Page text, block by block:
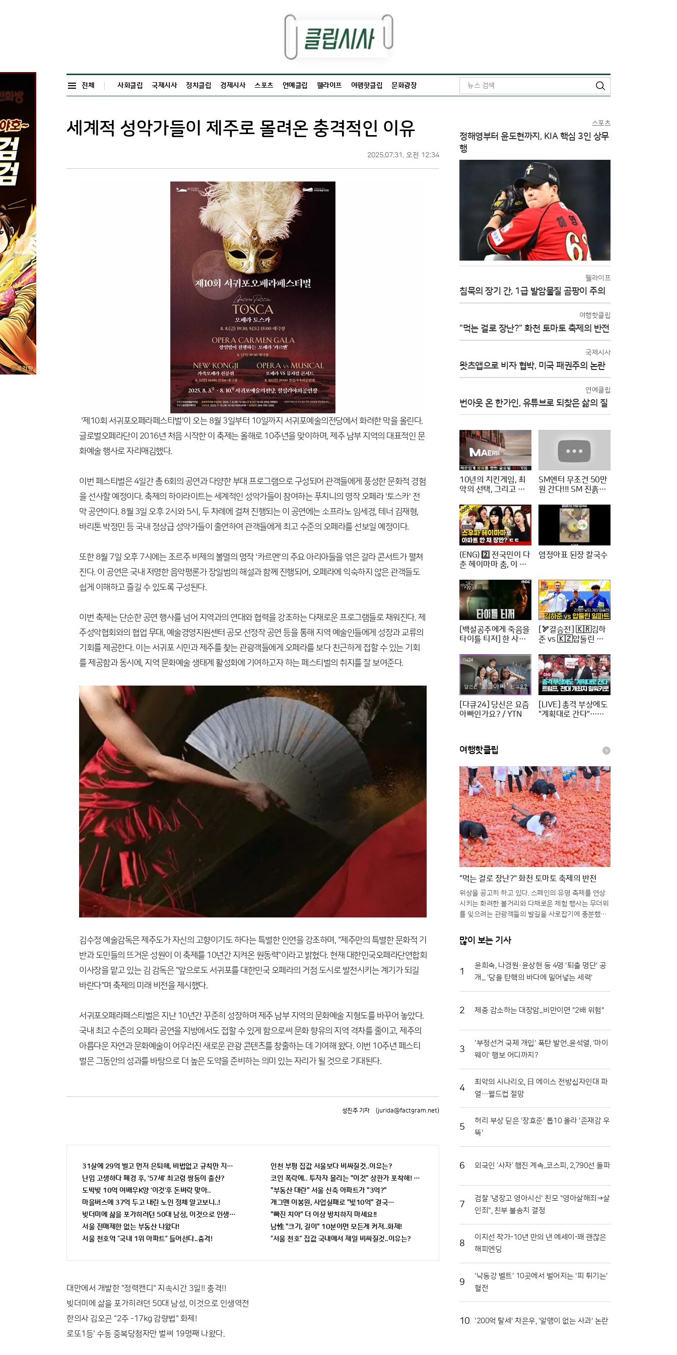
검
색
전체 사회클립 국제시사 정치클립 경제시사 스포츠 연예클립 웰라이프 여행핫클립 문화광장
세계적 성악가들이 제주로 몰려온 충격적인 이유
2025.07.31. 오전 12:34
'제10회 서귀포오페라페스티벌'이 오는 8월 3일부터 10일까지 서귀포예술의전당에서 화려한 막을 올린다.
글로벌오페라단이 2016년 처음 시작한 이 축제는 올해로 10주년을 맞이하며, 제주 남부 지역의 대표적인 문
화예술 행사로 자리매김했다.
이번 페스티벌은 4일간 총 6회의 공연과 다양한 부대 프로그램으로 구성되어 관객들에게 풍성한 문화적 경험
을 선사할 예정이다. 축제의 하이라이트는 세계적인 성악가들이 참여하는 푸치니의 명작 오페라 '토스카' 전
막 공연이다. 8월 3일 오후 2시와 5시, 두 차례에 걸쳐 진행되는 이 공연에는 소프라노 임세경, 테너 김재형,
바리톤 박정민 등 국내 정상급 성악가들이 출연하여 관객들에게 최고 수준의 오페라를 선보일 예정이다.
또한 8월 7일 오후 7시에는 조르주 비제의 불멸의 명작 '카르멘'의 주요 아리아들을 엮은 갈라 콘서트가 펼쳐
진다. 이 공연은 국내 저명한 음악평론가 장일범의 해설과 함께 진행되어, 오페라에 익숙하지 않은 관객들도
쉽게 이해하고 즐길 수 있도록 구성된다.
이번 축제는 단순한 공연 행사를 넘어 지역과의 연대와 협력을 강조하는 다채로운 프로그램들로 채워진다. 제
주성악협회와의 협업 무대, 예술경영지원센터 공모 선정작 공연 등을 통해 지역 예술인들에게 성장과 교류의
기회를 제공한다. 이는 서귀포 시민과 제주를 찾는 관광객들에게 오페라를 보다 친근하게 접할 수 있는 기회
를 제공함과 동시에, 지역 문화예술 생태계 활성화에 기여하고자 하는 페스티벌의 취지를 잘 보여준다.
김수정 예술감독은 제주도가 자신의 고향이기도 하다는 특별한 인연을 강조하며, "제주만의 특별한 문화적 기
반과 도민들의 뜨거운 성원이 이 축제를 10년간 지켜온 원동력"이라고 밝혔다. 현재 대한민국오페라단연합회
이사장을 맡고 있는 김 감독은 "앞으로도 서귀포를 대한민국 오페라의 거점 도시로 발전시키는 계기가 되길
바란다"며 축제의 미래 비전을 제시했다.
서귀포오페라페스티벌은 지난 10년간 꾸준히 성장하며 제주 남부 지역의 문화예술 지형도를 바꾸어 놓았다.
국내 최고 수준의 오페라 공연을 지방에서도 접할 수 있게 함으로써 문화 향유의 지역 격차를 줄이고, 제주의
아름다운 자연과 문화예술이 어우러진 새로운 관광 콘텐츠를 창출하는 데 기여해 왔다. 이번 10주년 페스티
벌은 그동안의 성과를 바탕으로 더 높은 도약을 준비하는 의미 있는 자리가 될 것으로 기대된다.
성진주 기자 (jurida@factgram.net)
31살에 29억 벌고 먼저 은퇴해, 비법없고 규칙만 지켰다!
난임 고생하다 폐경 후, '57세' 최고령 쌍둥이 출산?
도박빚 10억 여배우K양 '이것'후 돈벼락 맞아..
마을버스에 37억 두고 내린 노인 정체 알고보니..!
빚더미에 삶을 포가히려던 50대 남성, 이것으로 인생역전
서울 전매제한 없는 부동산 나왔다!
서울 천호역 “국내 1위 아파트” 들어선다..충격!
인천 부평 집값 서울보다 비싸질것..이유는?
코인 폭락에.. 투자자 몰리는 "이것" 상한가 포착해! 미리 투자..
"부동산 대란" 서울 신축 아파트가 "3억?"
개그맨 이봉원, 사업실패로 "빛10억" 결국…
"빠진 치아" 더 이상 방치하지 마세요!!
남性 "크기, 길이" 10분이면 모든게 커져..화제!
“서울 천호” 집값 국내에서 제일 비싸질것..이유는?
대만에서 개발한 "정력캔디" 지속시간 3일!! 충격!!
빚더미에 삶을 포가히려던 50대 남성, 이것으로 인생역전
한의사 김오곤 "2주 -17kg 감량법" 화제!
로또1등' 수동 중복당첨자만 벌써 19명째 나왔다.
스포츠
정해영부터 윤도현까지, KIA 핵심 3인 상무
행
웰라이프
침묵의 장기 간, 1급 발암물질 곰팡이 주의
여행핫클립
"먹는 걸로 장난?" 화천 토마토 축제의 반전
국제시사
왓츠앱으로 비자 협박, 미국 패권주의 논란
연예클립
번아웃 온 한가인, 유튜브로 되찾은 삶의 질
10년의 치킨게임, 최
악의 선택, 그리고 한
SM엔터 무조건 50만
원 간다!!! SM 진흙탕
(ENG) 2️⃣ 전국민이 다
춘 헤이마마 춤, 이 정
아파트 한 채는 마련하
셨겠지? (순수한 궁금
증) / [문명특급 EP.22
2-2]
염정아표 된장 칼국수
[백설공주에게 죽음을
타이틀 티저] 한 사람
가뜨린 살인사건, MB
C 240816 방송
[🏹결승전] 🇰🇷김하
준 vs 🇰🇿압둘린 일
인 [2024 WAA 아시
아컵 3차 양궁대회]
[다큐24] 당신은 요즘
아빠인가요? / YTN
[LIVE] 총격 부상에도
"계획대로 간다"…트
여행핫클립
"먹는 걸로 장난?" 화천 토마토 축제의 반전
위상을 공고히 하고 있다. 스페인의 유명 축제를 연상
시키는 화려한 볼거리와 다채로운 체험 행사는 무더위
를 잊으려는 관광객들의 발길을 사로잡기에 충분했다.
공간을 확장하는 등 방문객 편의를 위한 과감한 변화를
시도해 긍정적인 반응을 얻고 있다.일각에서는 멀쩡한
도 하지만, 그 내막을 들여다보면 철저한 상생의 논리
가 숨어 있다. 축제에 사용되는 토마토는 상품성이 떨
운 수익원을 제공하고, 축제가 끝난 뒤에는 으깨진 잔
이 축제의 주인공이 되고 다시 땅으로 돌아가는 선순환
구조를 완성한 셈이다.축제의 백미는 단연 '황금반지를
찾아라' 프로그램이다. 수만 개의 토마토가 채워진 풀
범벅이 된 채 환호하는 모습은 화천토마토축제만의 독
특한 풍경이다. 단순히 반지를 찾는 재미를 넘어, 지역
로 체감할 수 있다는 점에서 브랜드 홍보 효과도 톡톡
히 누리고 있다.기업과 지역 사회가 함께하는 나눔의
장도 마련됐다. 최근 열린 '천인의 식탁' 행사에서는 대
형 솥에서 조리된 파스타를 수많은 참가자가 함께 나누
즐기는 행사를 넘어 민·관·군이 협력하는 화합의 장임
마 구역은 연령대에 상관없이 모든 방문객이 만족할 수
있는 구성을 갖췄다.마켓전시존에서는 화악산 고랭지
게 구매하려는 이들로 북새통을 이뤘다. 화천 토마토는
일교차가 큰 지역적 특성 덕분에 당도가 높고 저장성이
뛰어나 소비자들 사이에서 신뢰가 두텁다. 축제 현장에
서 맛본 즐거움이 실제 구매로 이어지면서 지역 경제
활성화에도 실질적인 기여를 하고 있다. 현장 관계자들
은 이번 축제가 단순한 일회성 행사를 넘어 화천의 농
점검에 총력을 기울여 방문객들이 쾌적하게 축제를 즐
길 수 있도록 지원할 방침이다. 야간에는 군악대 공연
많이 보는 기사
1
윤희숙, 나경원·윤상현 등 4명 '퇴출 명단' 공
개... '당을 탄핵의 바다에 밀어넣는 세력'
2 체중 감소하는 대장암...비만이면 "2배 위험"
3
'부정선거 국제 개입' 폭탄 발언..윤석열, '마이
웨이' 행보 어디까지?
4
최악의 시나리오, 日 에이스 전방십자인대 파
열…월드컵 절망
5
허리 부상 딛은 '장효준' 톱10 올라 '존재감 우
뚝'
6 외국인 ‘사자’ 행진 계속..코스피, 2,790선 돌파
7
검찰 '냉장고 영아시신' 친모 "영아살해죄→살
인죄", 친부 불송치 결정
8
이지선 작가-10년 만의 낸 에세이-꽤 괜찮은
해피엔딩
9
'낙동강 벨트' 10곳에서 벌어지는 '피 튀기는'
혈전
10 '200억 탈세' 차은우, '알맹이 없는 사과' 논란